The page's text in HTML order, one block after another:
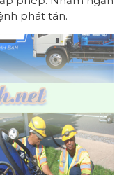
phát tán.